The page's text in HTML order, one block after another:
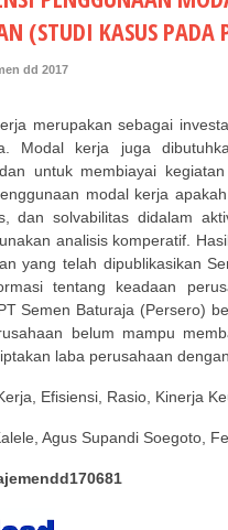
(STUDI KASUS PADA
dd 2017
merupakan sebagai
Modal kerja juga
untuk membiayai
modal kerja
dan solvabilitas didalam
analisis komperatif.
yang telah dipublikasikan
tentang keadaan
Semen Baturaja (Persero)
belum mampu
laba perusahaan
Efisiensi, Rasio, Kinerja
Agus Supandi Soegoto,